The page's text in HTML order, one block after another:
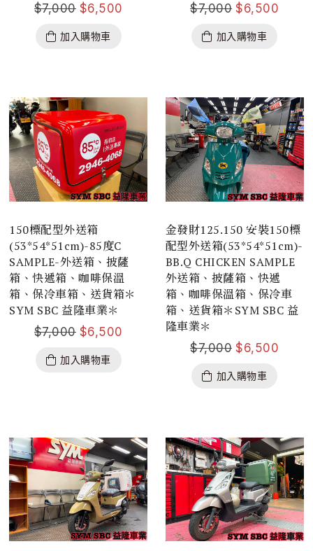
$7,000 $6,500
加入購物車
$7,000 $6,500
加入購物車
150標配型外送箱
(53*54*51cm)-85度C
SAMPLE-外送箱、披薩
箱、快遞箱、咖啡保溫
箱、保冷車箱、送貨箱＊
SYM SBC 益隆車業＊
$7,000 $6,500
加入購物車
金發財125.150 安裝150標
配型外送箱(53*54*51cm)-
BB.Q CHICKEN SAMPLE
外送箱、披薩箱、快遞
箱、咖啡保溫箱、保冷車
箱、送貨箱＊SYM SBC 益
隆車業＊
$7,000 $6,500
加入購物車